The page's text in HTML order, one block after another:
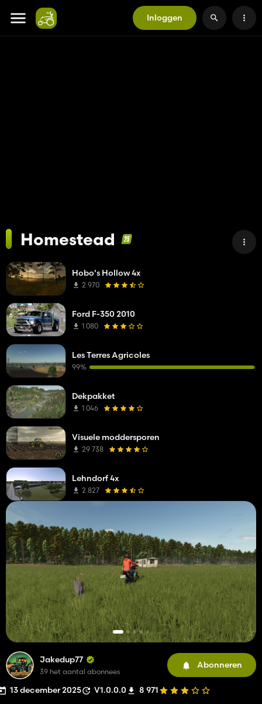
Inloggen
Homestead
Jakedup77
39 het aantal abonnees
Abonneren
13 december 2025 V1.0.0.0 8 971
Hobo's Hollow 4x
2 970
Ford F-350 2010
1 080
Les Terres Agricoles
99%
Dekpakket
1 046
Visuele moddersporen
29 738
Lehndorf 4x
2 827